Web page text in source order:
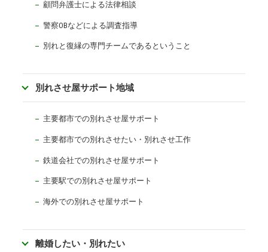
顧問弁護士による法律相談
警察OBなどによる調査指導
別れと復縁の専門チームであるということ
別れさせ屋サポート地域
主要都市での別れさせ屋サポート
主要都市での別れさせたい・別れさせ工作
鉄道会社での別れさせ屋サポート
主要駅での別れさせ屋サポート
海外での別れさせ屋サポート
離婚したい・別れたい